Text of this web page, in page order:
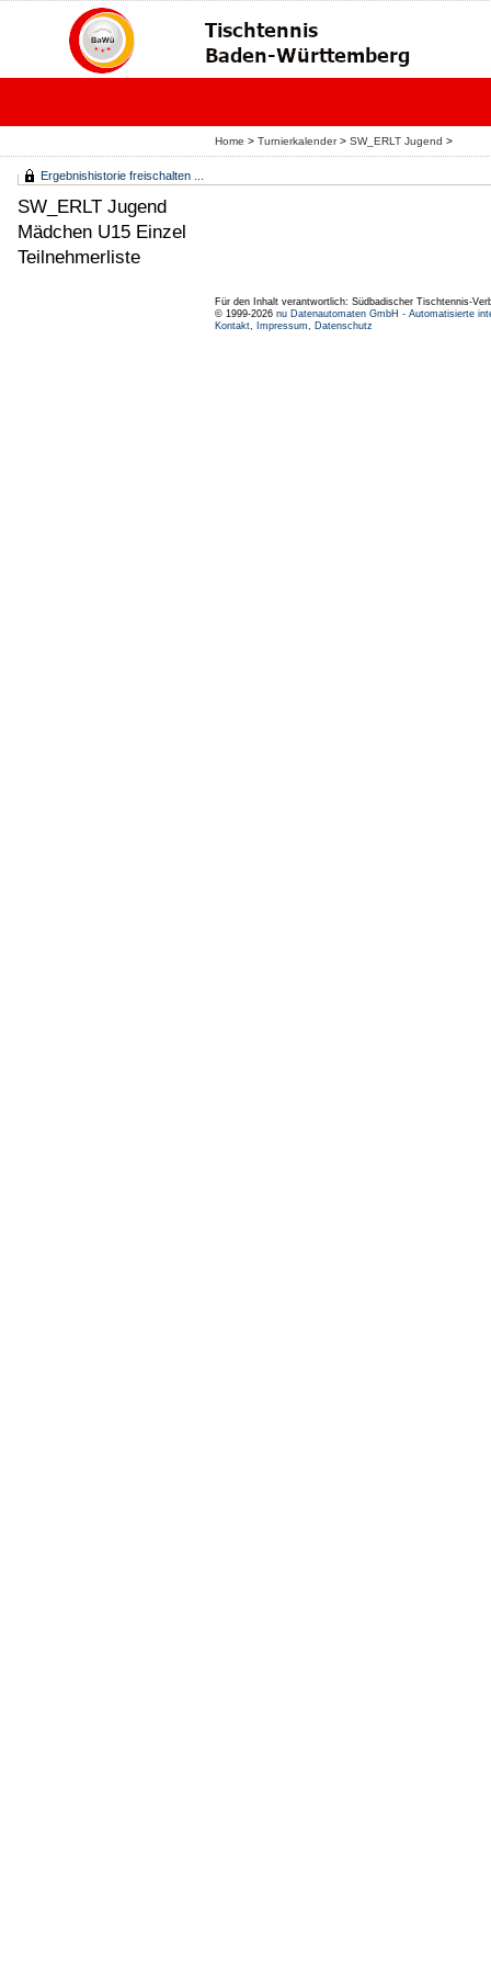
Home > Turnierkalender> SW_ERLT Jugend >
Ergebnishistorie freischalten ...
SW_ERLT Jugend
Mädchen U15 Einzel
Teilnehmerliste
Für den Inhalt verantwortlich: Südbadischer Tischtennis-
© 1999-2026 nu Datenautomaten GmbH - Automatisierte
Kontakt, Impressum, Datenschutz